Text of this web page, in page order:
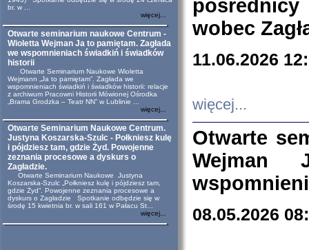
br. w ...
więcej...
Otwarte seminarium naukowe Centrum -
Wioletta Wejman Ja to pamiętam. Zagłada
we wspomnieniach świadkiń i świadków
historii
Otwarte Seminarium Naukowe Wioletta
Wejmann „Ja to pamiętam”. Zagłada we
wspomnieniach świadkiń i świadków historii: relacje
z archiwum Pracowni Historii Mówionej Ośrodka
„Brama Grodzka – Teatr NN” w Lublinie ...
więcej...
Otwarte Seminarium Naukowe Centrum.
Justyna Koszarska-Szulc - Połkniesz kulę
i pójdziesz tam, gdzie Żyd. Powojenne
zeznania procesowe a dyskurs o
Zagładzie.
Otwarte Seminarium Naukowe Justyna
Koszarska-Szulc „Połkniesz kulę i pójdziesz tam,
gdzie Żyd”. Powojenne zeznania procesowe a
dyskurs o Zagładzie Spotkanie odbędzie się w
środę 15 kwietnia br. w sali 161 w Pałacu St...
więcej...
wobec
11.06.2026
więcej...
Otwarte
Wejman
08.05.2026